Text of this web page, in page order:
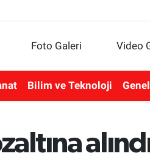
Foto Galeri Video
Bilim ve Teknoloji Genel